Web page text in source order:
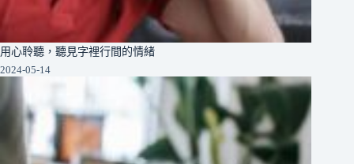
用心聆聽，聽見字裡行間的情緒
2024-05-14